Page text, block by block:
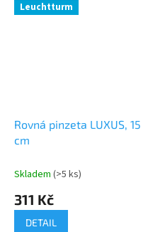
Leuchtturm
Rovná pinzeta LUXUS, 15
cm
Skladem (>5 ks)
311 Kč
DETAIL